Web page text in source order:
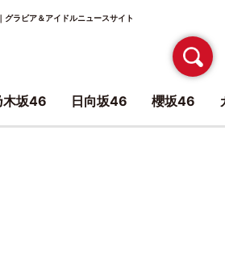
ラビア＆アイドルニュースサイト
木坂46 日向坂46 櫻坂46